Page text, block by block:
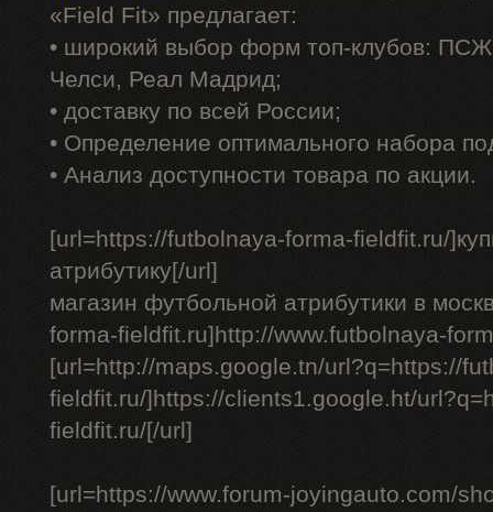
«Field Fit» предлагает:
• широкий выбор форм топ-клубов:
Челси, Реал Мадрид;
• доставку по всей России;
• Определение оптимального набора
• Анализ доступности товара по акции.
[url=https://futbolnaya-forma-fieldfit.ru/
атрибутику[/url]
магазин футбольной атрибутики в
forma-fieldfit.ru]http://www.futbolnaya-
[url=http://maps.google.tn/url?q=https://
fieldfit.ru/]https://clients1.google.ht/
fieldfit.ru/[/url]
[url=https://www.forum-joyingauto.com/